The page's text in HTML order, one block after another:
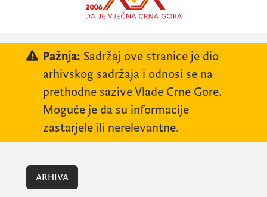
Pažnja: Sadržaj ove stranice je dio
arhivskog sadržaja i odnosi se na
prethodne sazive Vlade Crne Gore.
Moguće je da su informacije
zastarjele ili nerelevantne.
ARHIVA